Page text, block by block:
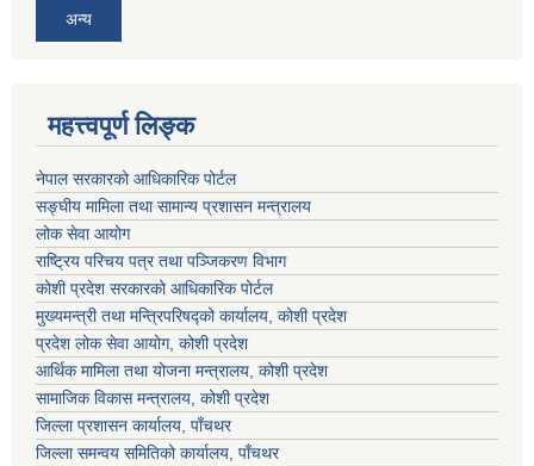
अन्य
महत्त्वपूर्ण लिङ्क
नेपाल सरकारको आधिकारिक पोर्टल
सङ्‍घीय मामिला तथा सामान्य प्रशासन मन्त्रालय
लोक सेवा आयोग
राष्ट्रिय परिचय पत्र तथा पञ्जिकरण विभाग
कोशी प्रदेश सरकारको आधिकारिक पोर्टल
मुख्यमन्त्री तथा मन्त्रिपरिषद्को कार्यालय, कोशी प्रदेश
प्रदेश लोक सेवा आयोग, कोशी प्रदेश
आर्थिक मामिला तथा योजना मन्त्रालय, कोशी प्रदेश
सामाजिक विकास मन्त्रालय, कोशी प्रदेश
जिल्ला प्रशासन कार्यालय, पाँचथर
जिल्ला समन्वय समितिको कार्यालय, पाँचथर